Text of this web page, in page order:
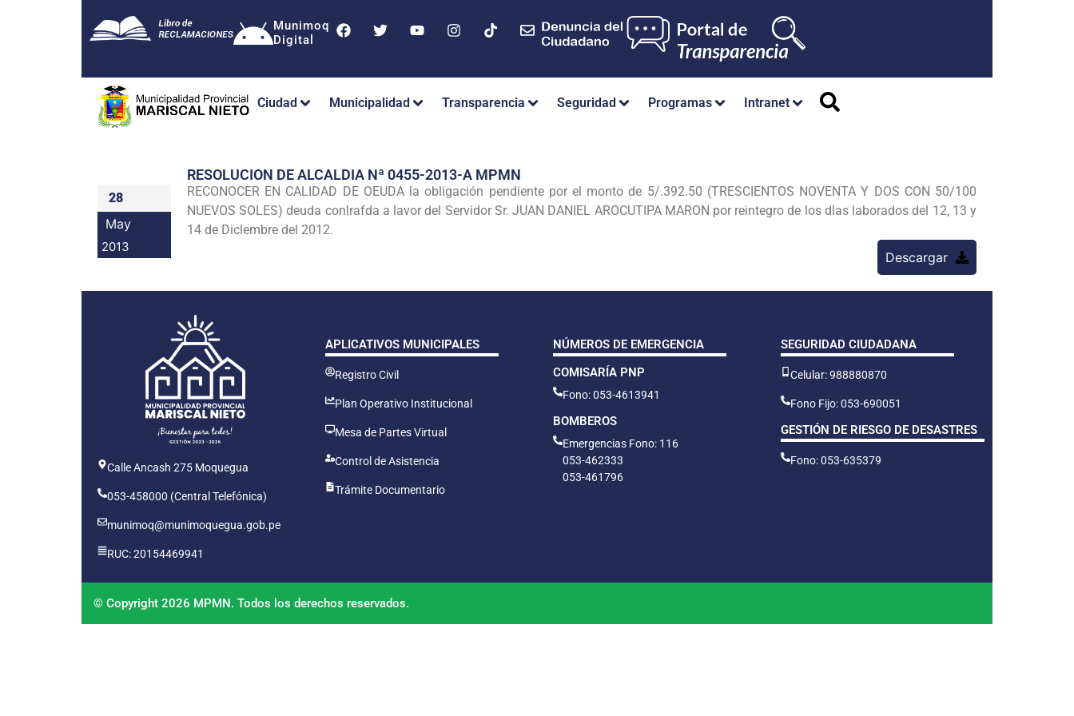
Munimoq
Digital
Ciudad Municipalidad Transparencia Seguridad Programas Intranet
28
May
2013
RESOLUCION DE ALCALDIA Nª 0455-2013-A MPMN
RECONOCER EN CALIDAD DE OEUDA laobligación pendiente por el monto de 5/.392.50 (TRESCIENTOS NOVENTA Y DOS CON 50/100
NUEVOSSOLES) deuda conlrafda a lavor del Servidor Sr. JUAN DANIEL AROCUTIPA MARON por reintegro de los dlas laborados del 12, 13 y
14 de Diclembre del 2012.
Descargar
Calle Ancash 275 Moquegua
053-458000 (Central Telefónica)
munimoq@munimoquegua.gob.pe
RUC: 20154469941
APLICATIVOS MUNICIPALES
Registro Civil
Plan Operativo Institucional
Mesa de Partes Virtual
Control de Asistencia
Trámite Documentario
NÚMEROS DE EMERGENCIA
COMISARÍA PNP
Fono: 053-4613941
BOMBEROS
Emergencias Fono: 116
053-462333
053-461796
SEGURIDAD CIUDADANA
Celular: 988880870
Fono Fijo: 053-690051
GESTIÓN DE RIESGO DE DESASTRES
Fono: 053-635379
© Copyright 2026 MPMN. Todos los derechos reservados.